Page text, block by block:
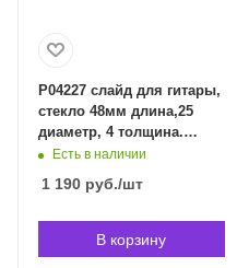
P04227 слайд для гитары,
стекло 48мм длина,25
диаметр, 4 толщина.
ERNIE BALL 4227 в
Есть в наличии
1 190 руб./шт
В корзину